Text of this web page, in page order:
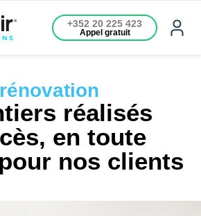
+352 20 225 423
Appel gratuit
réalisés
en toute
nos clients